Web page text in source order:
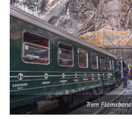
Trem Flamsbana